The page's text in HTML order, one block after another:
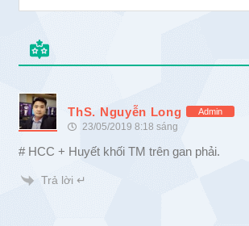
ThS. Nguyễn Long Admin
23/05/2019 8:18 sáng
# HCC + Huyết khối TM trên gan phải.
Trả lời ↵